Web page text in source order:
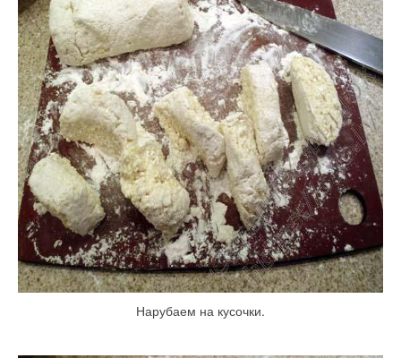
Нарубаем на кусочки.